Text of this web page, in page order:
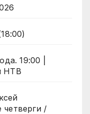
19:00 |
НТВ
четверги /